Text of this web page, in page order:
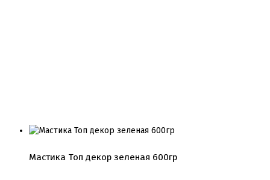
Мастика Топ декор зеленая 600гр